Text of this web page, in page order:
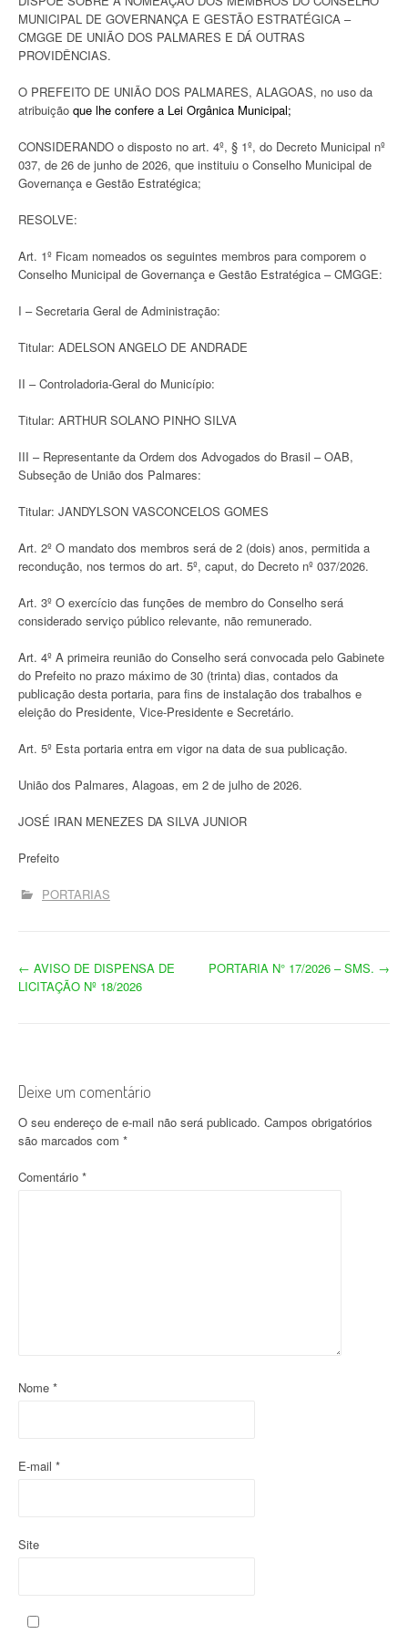
MUNICIPAL DE GOVERNANÇA E GESTÃO ESTRATÉGICA –
CMGGE DE UNIÃO DOS PALMARES E DÁ OUTRAS
PROVIDÊNCIAS.
O PREFEITO DE UNIÃO DOS PALMARES, ALAGOAS, no uso da
atribuição que lhe confere a Lei Orgânica Municipal;
CONSIDERANDO o disposto no art. 4º, § 1º, do Decreto Municipal nº
037, de 26 de junho de 2026, que instituiu o Conselho Municipal de
Governança e Gestão Estratégica;
RESOLVE:
Art. 1º Ficam nomeados os seguintes membros para comporem o
Conselho Municipal de Governança e Gestão Estratégica – CMGGE:
I – Secretaria Geral de Administração:
Titular: ADELSON ANGELO DE ANDRADE
II – Controladoria-Geral do Município:
Titular: ARTHUR SOLANO PINHO SILVA
III – Representante da Ordem dos Advogados do Brasil – OAB,
Subseção de União dos Palmares:
Titular: JANDYLSON VASCONCELOS GOMES
Art. 2º O mandato dos membros será de 2 (dois) anos, permitida a
recondução, nos termos do art. 5º, caput, do Decreto nº 037/2026.
Art. 3º O exercício das funções de membro do Conselho será
considerado serviço público relevante, não remunerado.
Art. 4º A primeira reunião do Conselho será convocada pelo Gabinete
do Prefeito no prazo máximo de 30 (trinta) dias, contados da
publicação desta portaria, para fins de instalação dos trabalhos e
eleição do Presidente, Vice-Presidente e Secretário.
Art. 5º Esta portaria entra em vigor na data de sua publicação.
União dos Palmares, Alagoas, em 2 de julho de 2026.
JOSÉ IRAN MENEZES DA SILVA JUNIOR
Prefeito
PORTARIAS
N
g
a
ç
s
← AVISO DE DISPENSA DE
LICITAÇÃO Nº 18/2026
PORTARIA N° 17/2026 – SMS. →
Deixe um comentário
O seu endereço de e-mail não será publicado. Campos obrigatórios
são marcados com *
Comentário *
Nome *
E-mail *
Site